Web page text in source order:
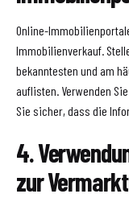
Online-
Immobilienverkauf.
bekanntesten und am
auflisten. Verwenden
Sie sicher, dass die
4.
zur